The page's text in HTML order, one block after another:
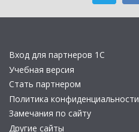
Вход для партнеров 1С
Учебная версия
Стать партнером
Политика конфиденциальности
Замечания по сайту
Другие сайты